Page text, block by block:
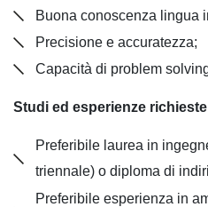
Buona conoscenza lingua
Precisione e accuratezza;
Capacità di problem
Studi ed esperienze
Preferibile laurea in
triennale) o diploma di
Preferibile esperienza in